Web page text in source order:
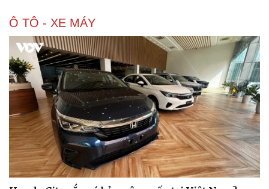
Thông tin doanh nghiệp
Doanh nhân
Vì cộng đồng
Trải nghiệm
Chuyển đổi số
Ô TÔ - XE MÁY